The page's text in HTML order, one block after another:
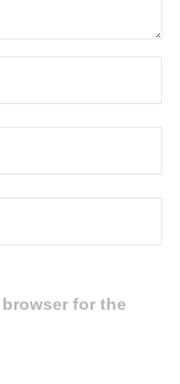
for the